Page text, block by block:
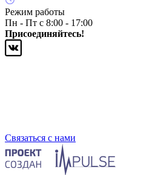
Режим работы
Пн - Пт с 8:00 - 17:00
Присоединяйтесь!
Связаться с нами